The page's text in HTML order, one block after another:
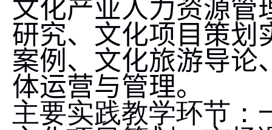
文化产业人力资源管
研究、文化项目策划
案例、文化旅游导论
体运营与管理。
主要实践教学环节：